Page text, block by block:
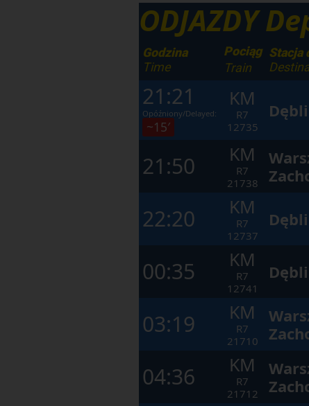
ODJAZDY
Godzina
Time
Pociąg
Train
Stacja
21:21
Opóźniony/Delayed:
~15′
KM
R7
12735
21:50
KM
R7
21738
22:20
KM
R7
12737
00:35
KM
R7
12741
03:19
KM
R7
21710
04:36
KM
R7
21712